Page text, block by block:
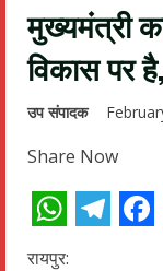
मुख्यमंत्री
विकास पर
उप संपादक
Share Now
रायपुर: